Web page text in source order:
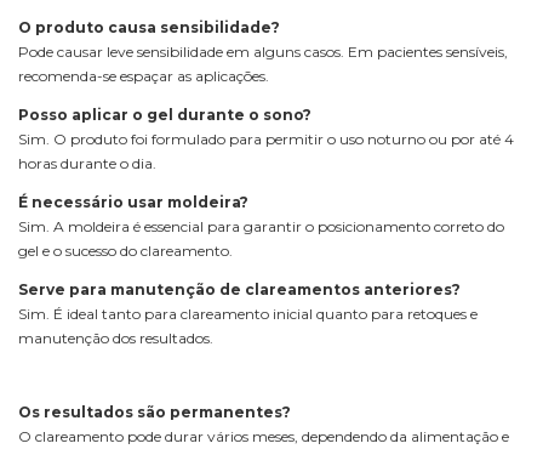
O produto causa sensibilidade?
Pode causar leve sensibilidade em alguns casos. Em pacientes sensíveis,
recomenda-se espaçar as aplicações.
Posso aplicar o gel durante o sono?
Sim. O produto foi formulado para permitir o uso noturno ou por até 4
horas durante o dia.
É necessário usar moldeira?
Sim. A moldeira é essencial para garantir o posicionamento correto do
gel e o sucesso do clareamento.
Serve para manutenção de clareamentos anteriores?
Sim. É ideal tanto para clareamento inicial quanto para retoques e
manutenção dos resultados.
Os resultados são permanentes?
O clareamento pode durar vários meses, dependendo da alimentação e